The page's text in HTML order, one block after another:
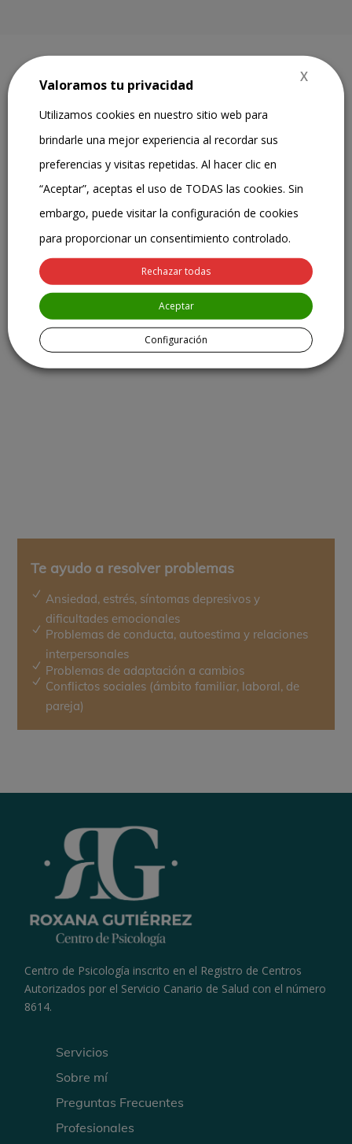
Mi propósito es acompañarte en tu proceso de cambio
y desarrollo personal, ofreciéndote un espacio seguro y
profesional donde puedas explorar y afrontar los
Durante nuestras sesiones, trabajaré contigo para que
adquieras las herramientas necesarias para mejorar tu
bienestar emocional, gestionar tus pensamientos y
emociones de manera efectiva, y enfrentar las
dificultades cotidianas con mayor confianza y
resiliencia.
Mi objetivo es ayudarte a encontrar soluciones
prácticas para que puedas tomar el control de tu vida y
avanzar hacia el equilibrio y la superación personal“
Te ayudo a resolver problemas
N Ansiedad, estrés, síntomas depresivos y
dificultades emocionales
N Problemas de conducta, autoestima y relaciones
interpersonales
N Problemas de adaptación a cambios
N Conflictos sociales (ámbito familiar, laboral, de
pareja)
Centro de Psicología inscrito en el Registro de Centros
Autorizados por el Servicio Canario de Salud con el número
8614.
Servicios
Sobre mí
Preguntas Frecuentes
Profesionales
X
Valoramos tu privacidad
Utilizamos cookies en nuestro sitio web para
brindarle una mejor experiencia al recordar sus
preferencias y visitas repetidas. Al hacer clic en
“Aceptar”, aceptas el uso de TODAS las cookies. Sin
embargo, puede visitar la configuración de cookies
para proporcionar un consentimiento controlado.
Rechazar todas
Aceptar
Configuración